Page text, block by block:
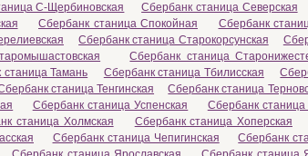
С-Щербиновская Сбербанк станица Северская
Сбербанк станица Спокойная Сбербанк
Сбербанк станица Старокорсунская
Сбербанк станица
станица Тамань Сбербанк станица Тбилисская
станица Тенгинская Сбербанк станица
Сбербанк станица Успенская Сбербанк станица
станица Холмская Сбербанк станица Хоперская
Сбербанк станица Чепигинская Сбербанк